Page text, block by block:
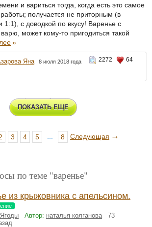
и вариться тогда, когда есть это самое
получается не приторным (в
1:1), с доводкой по вкусу! Варенье с
может кому-то пригодиться такой
»
Яна 8 июля 2018 года 2272
64
ПОКАЗАТЬ ЕЩЕ
3 4 5 ... 8 Следующая →
по теме "варенье"
из крыжовника с апельсином.
Ягоды Автор: наталья колганова 73